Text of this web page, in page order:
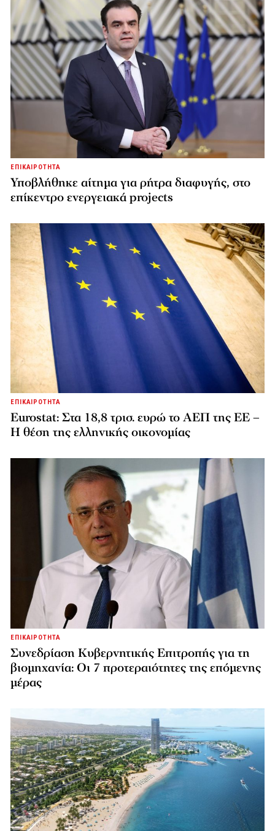
ΕΠΙΚΑΙΡΟΤΗΤΑ
Υποβλήθηκε αίτημα για ρήτρα διαφυγής, στο
επίκεντρο ενεργειακά projects
ΕΠΙΚΑΙΡΟΤΗΤΑ
Eurostat: Στα 18,8 τρισ. ευρώ το ΑΕΠ της ΕΕ –
Η θέση της ελληνικής οικονομίας
ΕΠΙΚΑΙΡΟΤΗΤΑ
Συνεδρίαση Κυβερνητικής Επιτροπής για τη
βιομηχανία: Οι 7 προτεραιότητες της επόμενης
μέρας